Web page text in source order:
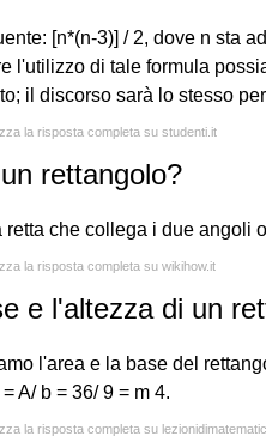
[n*(n-3)] / 2, dove n sta
l'utilizzo di tale formula
il discorso sarà lo stesso
la risposta completa su studenti.it
rettangolo?
retta che collega i due angoli
la risposta completa su wikihow.it
e l'altezza di un
l'area e la base del
A/ b = 36/ 9 = m 4.
la risposta completa su